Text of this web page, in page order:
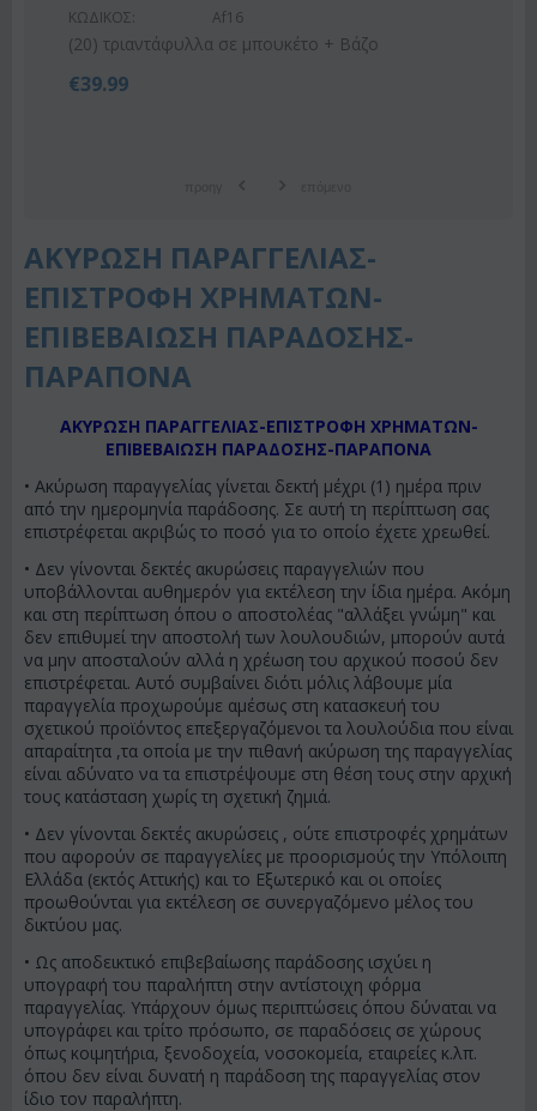
ΚΩΔΙΚΟΣ: Af16
(20) τριαντάφυλλα σε μπουκέτο + Βάζο
€39.99
ΑΚΥΡΩΣΗ ΠΑΡΑΓΓΕΛΙΑΣ-
ΕΠΙΣΤΡΟΦΗ ΧΡΗΜΑΤΩΝ-
ΕΠΙΒΕΒΑΙΩΣΗ ΠΑΡΑΔΟΣΗΣ-
ΠΑΡΑΠΟΝΑ
ΑΚΥΡΩΣΗ ΠΑΡΑΓΓΕΛΙΑΣ-ΕΠΙΣΤΡΟΦΗ ΧΡΗΜΑΤΩΝ-
ΕΠΙΒΕΒΑΙΩΣΗ ΠΑΡΑΔΟΣΗΣ-ΠΑΡΑΠΟΝΑ
• Ακύρωση παραγγελίας γίνεται δεκτή μέχρι (1) ημέρα πριν
από την ημερομηνία παράδοσης. Σε αυτή τη περίπτωση σας
επιστρέφεται ακριβώς το ποσό για το οποίο έχετε χρεωθεί.
• Δεν γίνονται δεκτές ακυρώσεις παραγγελιών που
υποβάλλονται αυθημερόν για εκτέλεση την ίδια ημέρα. Ακόμη
και στη περίπτωση όπου ο αποστολέας "αλλάξει γνώμη" και
δεν επιθυμεί την αποστολή των λουλουδιών, μπορούν αυτά
να μην αποσταλούν αλλά η χρέωση του αρχικού ποσού δεν
επιστρέφεται. Αυτό συμβαίνει διότι μόλις λάβουμε μία
παραγγελία προχωρούμε αμέσως στη κατασκευή του
σχετικού προϊόντος επεξεργαζόμενοι τα λουλούδια που είναι
απαραίτητα ,τα οποία με την πιθανή ακύρωση της παραγγελίας
είναι αδύνατο να τα επιστρέψουμε στη θέση τους στην αρχική
τους κατάσταση χωρίς τη σχετική ζημιά.
• Δεν γίνονται δεκτές ακυρώσεις , ούτε επιστροφές χρημάτων
που αφορούν σε παραγγελίες με προορισμούς την Υπόλοιπη
Ελλάδα (εκτός Αττικής) και το Εξωτερικό και οι οποίες
προωθούνται για εκτέλεση σε συνεργαζόμενο μέλος του
δικτύου μας.
• Ως αποδεικτικό επιβεβαίωσης παράδοσης ισχύει η
υπογραφή του παραλήπτη στην αντίστοιχη φόρμα
παραγγελίας. Υπάρχουν όμως περιπτώσεις όπου δύναται να
υπογράφει και τρίτο πρόσωπο, σε παραδόσεις σε χώρους
όπως κοιμητήρια, ξενοδοχεία, νοσοκομεία, εταιρείες κ.λπ.
όπου δεν είναι δυνατή η παράδοση της παραγγελίας στον
ίδιο τον παραλήπτη.